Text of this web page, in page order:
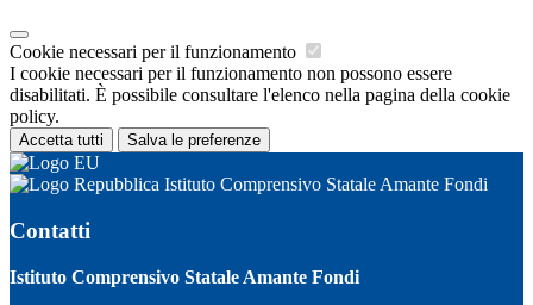
Cookie necessari per il funzionamento
I cookie necessari per il funzionamento non possono essere
disabilitati. È possibile consultare l'elenco nella pagina della cookie
policy.
Accetta tutti Salva le preferenze
Istituto Comprensivo Statale Amante Fondi
Contatti
Istituto Comprensivo Statale Amante Fondi